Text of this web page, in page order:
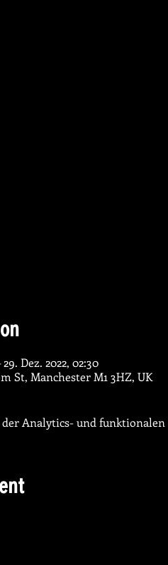
29. Dez. 2022, 02:30
St, Manchester M1 3HZ, UK
der Analytics- und